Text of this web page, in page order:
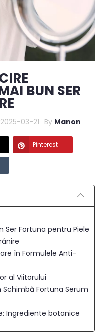
BUN SER
2025-03-21 By Manon
Pinterest
Ser Fortuna pentru Piele
în Formulele Anti-
al Viitorului
Schimbă Fortuna Serum
Ingrediente botanice